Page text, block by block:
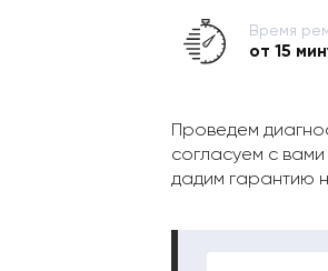
Время
от 15
Проведем
согласуем с
дадим гарантию